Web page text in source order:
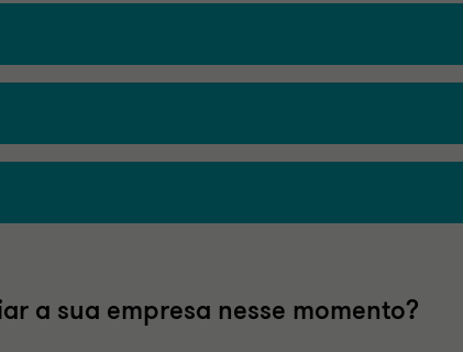
a sua empresa nesse momento?